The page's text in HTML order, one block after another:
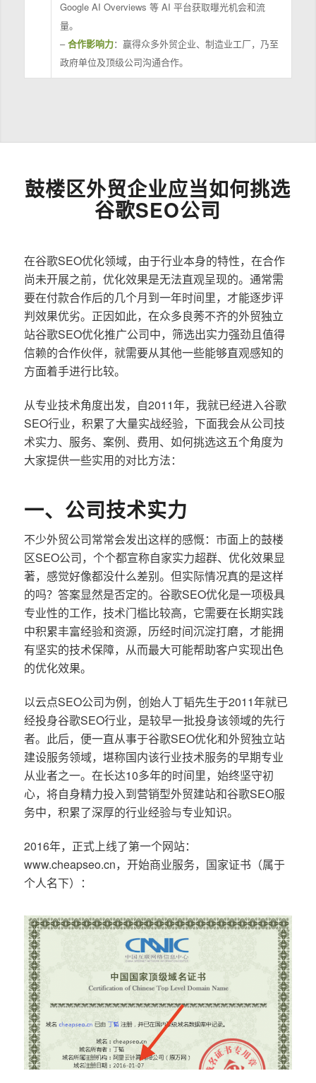
Google AI Overviews 等 AI 平台获取曝光机会和流
量。
–合作影响力：赢得众多外贸企业、制造业工厂，乃至
政府单位及顶级公司沟通合作。
鼓楼区外贸企业应当如何挑选
谷歌SEO公司
在谷歌SEO优化领域，由于行业本身的特性，在合作
尚未开展之前，优化效果是无法直观呈现的。通常需
要在付款合作后的几个月到一年时间里，才能逐步评
判效果优劣。正因如此，在众多良莠不齐的外贸独立
站谷歌SEO优化推广公司中，筛选出实力强劲且值得
信赖的合作伙伴，就需要从其他一些能够直观感知的
方面着手进行比较。
从专业技术角度出发，自2011年，我就已经进入谷歌
SEO行业，积累了大量实战经验，下面我会从公司技
术实力、服务、案例、费用、如何挑选这五个角度为
大家提供一些实用的对比方法：
一、公司技术实力
不少外贸公司常常会发出这样的感慨：市面上的鼓楼
区SEO公司，个个都宣称自家实力超群、优化效果显
著，感觉好像都没什么差别。但实际情况真的是这样
的吗？答案显然是否定的。谷歌SEO优化是一项极具
专业性的工作，技术门槛比较高，它需要在长期实践
中积累丰富经验和资源，历经时间沉淀打磨，才能拥
有坚实的技术保障，从而最大可能帮助客户实现出色
的优化效果。
以云点SEO公司为例，创始人丁韬先生于2011年就已
经投身谷歌SEO行业，是较早一批投身该领域的先行
者。此后，便一直从事于谷歌SEO优化和外贸独立站
建设服务领域，堪称国内该行业技术服务的早期专业
从业者之一。在长达10多年的时间里，始终坚守初
心，将自身精力投入到营销型外贸建站和谷歌SEO服
务中，积累了深厚的行业经验与专业知识。
2016年，正式上线了第一个网站：
www.cheapseo.cn，开始商业服务，国家证书（属于
个人名下）：